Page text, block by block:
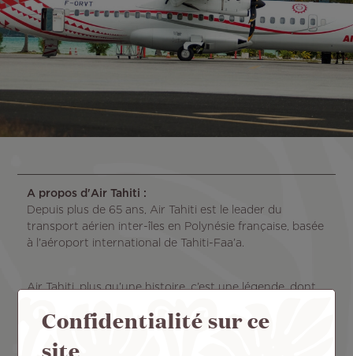
A propos d'Air Tahiti :
Depuis plus de 65 ans, Air Tahiti est le leader du
transport aérien inter-îles en Polynésie française, basée
à l’aéroport international de Tahiti-Faa’a.
Air Tahiti, plus qu’une histoire, c’est une légende, dont
polynésiens du passé. Profondément attachée à ses
vous offre une expérience de voyage unique et un
Confidentialité sur ce
site